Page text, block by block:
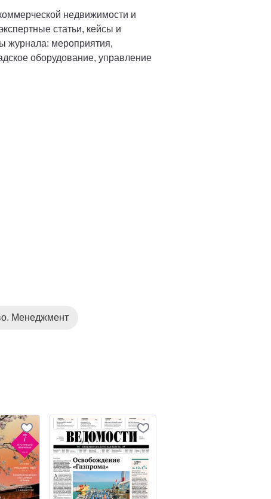
недвижимости и
статьи, кейсы и
журнала: мероприятия,
оборудование, управление
Менеджмент